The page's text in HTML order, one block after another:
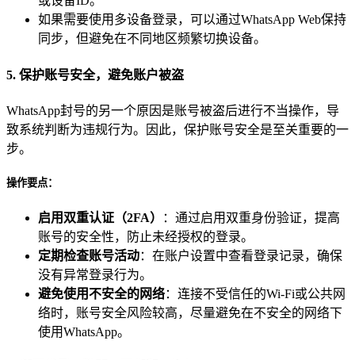
如果需要使用多设备登录，可以通过WhatsApp Web保持
同步，但避免在不同地区频繁切换设备。
5. 保护账号安全，避免账户被盗
WhatsApp封号的另一个原因是账号被盗后进行不当操作，导
致系统判断为违规行为。因此，保护账号安全是至关重要的一
步。
操作要点：
启用双重认证（2FA）
：通过启用双重身份验证，提高
账号的安全性，防止未经授权的登录。
定期检查账号活动：在账户设置中查看登录记录，确保
没有异常登录行为。
避免使用不安全的网络：连接不受信任的Wi-Fi或公共网
络时，账号安全风险较高，尽量避免在不安全的网络下
使用WhatsApp。